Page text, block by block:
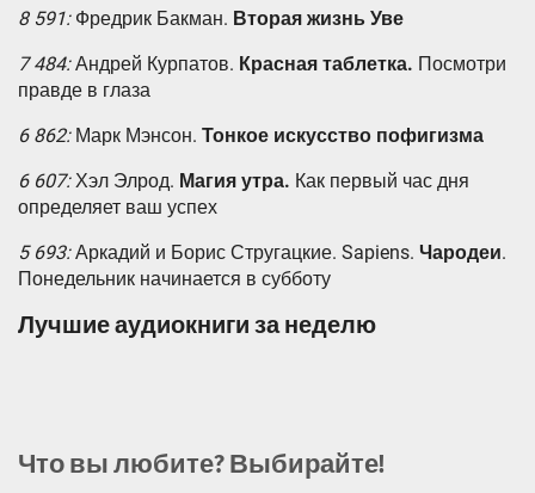
8 591: Фредрик Бакман. Вторая жизнь Уве
7 484: Андрей Курпатов. Красная таблетка. Посмотри
правде в глаза
6 862: Марк Мэнсон. Тонкое искусство пофигизма
6 607: Хэл Элрод. Магия утра. Как первый час дня
определяет ваш успех
5 693: Аркадий и Борис Стругацкие. Sapiens. Чародеи.
Понедельник начинается в субботу
Лучшие аудиокниги за неделю
Что вы любите? Выбирайте!